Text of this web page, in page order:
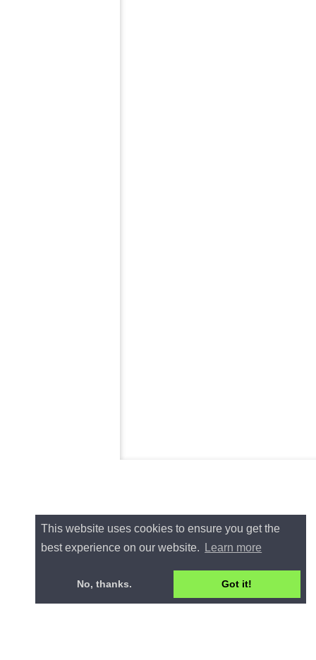
This website uses cookies to ensure you get the
best experience on our website.
Learn more
No, thanks. Got it!